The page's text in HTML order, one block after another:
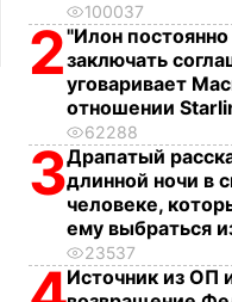
100037
2"Илон
заключать
уговаривает
отношении
62288
3Драпатый
длинной ночи в
человеке,
ему выбраться
23537
Источник из ОП